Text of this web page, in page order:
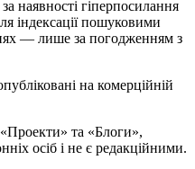
наявності гіперпосилання
індексації пошуковими
— лише за погодженням з
на комерційній
та «Блоги»,
осіб і не є редакційними.